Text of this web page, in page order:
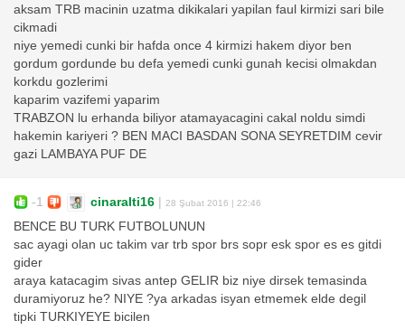
aksam TRB macinin uzatma dikikalari yapilan faul kirmizi sari bile
cikmadi
niye yemedi cunki bir hafda once 4 kirmizi hakem diyor ben
gordum gordunde bu defa yemedi cunki gunah kecisi olmakdan
korkdu gozlerimi
kaparim vazifemi yaparim
TRABZON lu erhanda biliyor atamayacagini cakal noldu simdi
hakemin kariyeri ? BEN MACI BASDAN SONA SEYRETDIM cevir
gazi LAMBAYA PUF DE
-1 cinaralti16 28 Şubat 2016 | 22:46
BENCE BU TURK FUTBOLUNUN
sac ayagi olan uc takim var trb spor brs sopr esk spor es es gitdi
gider
araya katacagim sivas antep GELIR biz niye dirsek temasinda
duramiyoruz he? NIYE ?ya arkadas isyan etmemek elde degil
tipki TURKIYEYE bicilen